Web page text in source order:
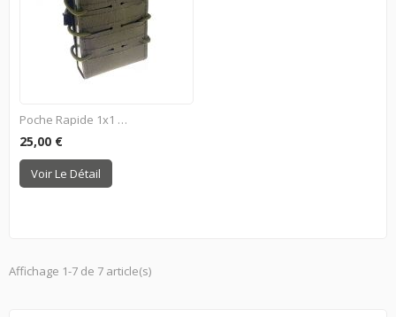
Poche Rapide 1x1 Chargeur...
25,00 €
Voir Le Détail
Affichage 1-7 de 7 article(s)